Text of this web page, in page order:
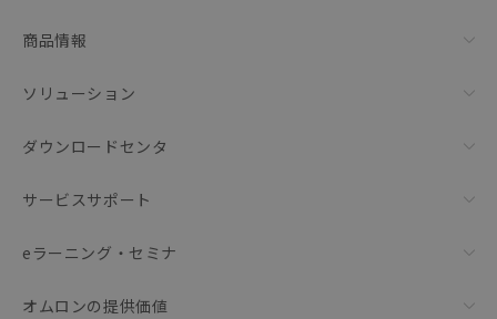
商品情報
ソリューション
ダウンロードセンタ
サービスサポート
eラーニング・セミナ
オムロンの提供価値